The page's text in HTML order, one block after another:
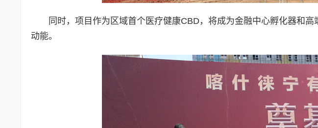
同时，项目作为区域首个医疗健康CBD，将成为金融中心孵化器和
动能。